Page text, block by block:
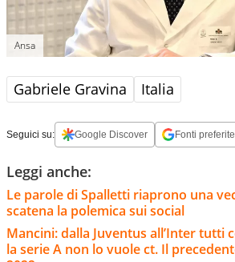
Ansa
Gabriele Gravina Italia
Seguici su: Google Discover Fonti preferite
Leggi anche:
Le parole di Spalletti riaprono una
scatena la polemica sui social
Mancini: dalla Juventus all’Inter tutti
la serie A non lo vuole ct. Il